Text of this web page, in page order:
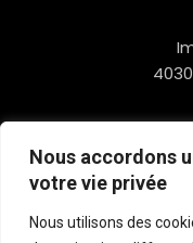
Nous accordons
votre vie privée
Nous utilisons des